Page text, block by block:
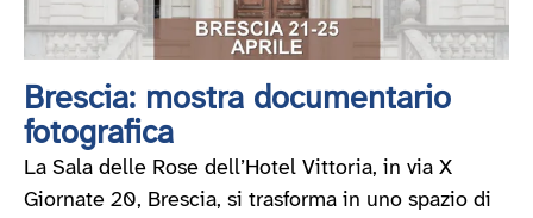
Brescia: mostra documentario
fotografica
La Sala delle Rose dell’Hotel Vittoria, in via X
Giornate 20, Brescia, si trasforma in uno spazio di